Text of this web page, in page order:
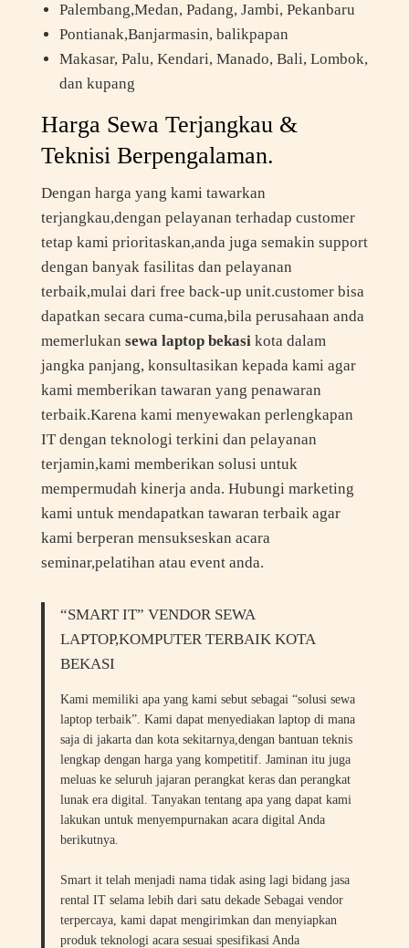
Palembang,Medan, Padang, Jambi, Pekanbaru
Pontianak,Banjarmasin, balikpapan
Makasar, Palu, Kendari, Manado, Bali, Lombok,
dan kupang
Harga Sewa Terjangkau &
Teknisi Berpengalaman.
Dengan harga yang kami tawarkan
terjangkau,dengan pelayanan terhadap customer
tetap kami prioritaskan,anda juga semakin support
dengan banyak fasilitas dan pelayanan
terbaik,mulai dari free back-up unit.customer bisa
dapatkan secara cuma-cuma,bila perusahaan anda
memerlukan sewa laptop bekasikota dalam
jangka panjang, konsultasikan kepada kami agar
kami memberikan tawaran yang penawaran
terbaik.Karena kami menyewakan perlengkapan
IT dengan teknologi terkini dan pelayanan
terjamin,kami memberikan solusi untuk
mempermudah kinerja anda. Hubungi marketing
kami untuk mendapatkan tawaran terbaik agar
kami berperan mensukseskan acara
seminar,pelatihan atau event anda.
“SMART IT” VENDOR SEWA
LAPTOP,KOMPUTER TERBAIK KOTA
BEKASI
Kami memiliki apa yang kami sebut sebagai “solusi sewa
laptop terbaik”. Kami dapat menyediakan laptop di mana
saja di jakarta dan kota sekitarnya,dengan bantuan teknis
lengkap dengan harga yang kompetitif. Jaminan itu juga
meluas ke seluruh jajaran perangkat keras dan perangkat
lunak era digital. Tanyakan tentang apa yang dapat kami
lakukan untuk menyempurnakan acara digital Anda
berikutnya.
Smart it telah menjadi nama tidak asing lagi bidang jasa
rental IT selama lebih dari satu dekade Sebagai vendor
terpercaya, kami dapat mengirimkan dan menyiapkan
produk teknologi acara sesuai spesifikasi Anda